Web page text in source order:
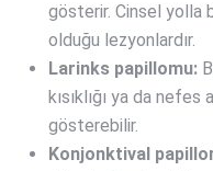
gösterir. Cinsel yolla
olduğu lezyonlardır.
Larinks papillomu:
kısıklığı ya da
gösterebilir.
Konjonktival